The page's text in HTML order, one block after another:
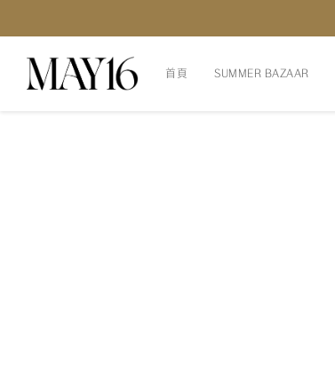
首頁 SUMMER BAZAAR